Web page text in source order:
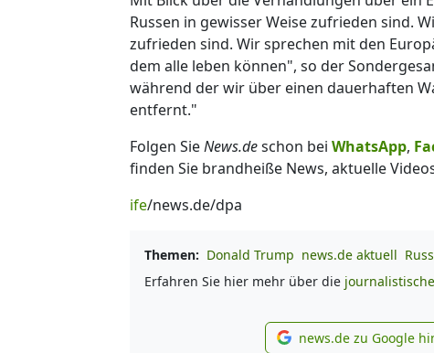
Russen in gewisser Weise zufrieden sind.
zufrieden sind. Wir sprechen mit den
dem alle leben können", so der
während der wir über einen dauerhaften
entfernt."
Folgen SieNews.deschon bei WhatsApp,
finden Sie brandheiße News, aktuelle
ife/news.de/dpa
Themen: Donald Trump news.de aktuell
Erfahren Sie hier mehr über die
news.de zu Google